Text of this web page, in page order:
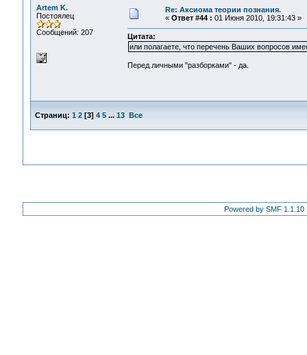
Artem K.
Постоялец
Сообщений: 207
Re: Аксиома теории познания.
« Ответ #44 : 01 Июня 2010, 19:31:43 »
Цитата:
или полагаете, что перечень Ваших вопросов
Перед личными "разборками" - да.
Страниц: 1 2[3] 4 5 ... 13 Все
Powered by SMF 1.1.10